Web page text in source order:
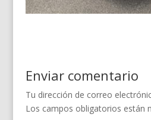
Enviar comentario
Tu dirección de correo
Los campos obligatorios están